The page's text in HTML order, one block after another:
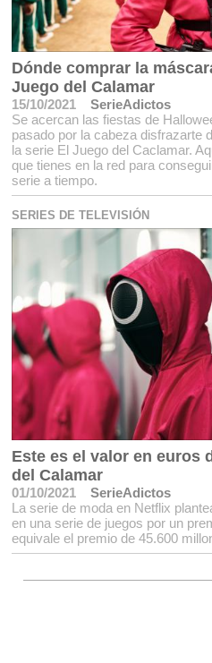
Dónde comprar la
Juego del Calamar
15/10/2021
SerieAdictos
Se acercan las fiestas de
pasado por la cabeza disfrazarte
la serie El Juego del Caclamar.
que tienes en la red para
serie a tiempo.
SERIES DE TELEVISIÓN
Este es el valor en euros
del Calamar
01/10/2021
SerieAdictos
La serie de moda en Netflix
en una serie de juegos por un
equivale el premio de 45.600